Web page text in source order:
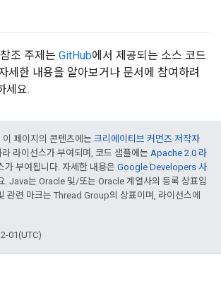
조 주제는 GitHub에서 제공되는 소스 코드
세한 내용을 알아보거나 문서에 참여하려
세요.
페이지의 콘텐츠에는 크리에이티브 커먼즈 저작자
라 라이선스가 부여되며, 코드 샘플에는 Apache 2.0 라
가 부여됩니다. 자세한 내용은 Google Developers 사
. Java는 Oracle 및/또는 Oracle 계열사의 등록 상표입
관련 마크는 Thread Group의 상표이며, 라이선스에
01(UTC)